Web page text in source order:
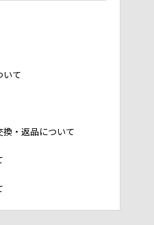
いて
・返品について